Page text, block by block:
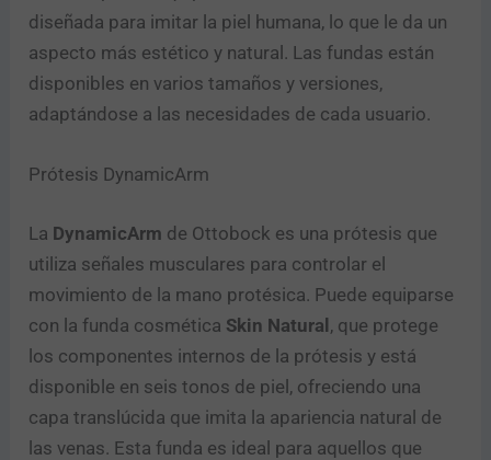
diseñada para imitar la piel humana, lo que le da un
aspecto más estético y natural. Las fundas están
disponibles en varios tamaños y versiones,
adaptándose a las necesidades de cada usuario.
Prótesis DynamicArm
La DynamicArm de Ottobock es una prótesis que
utiliza señales musculares para controlar el
movimiento de la mano protésica. Puede equiparse
con la funda cosmética Skin Natural, que protege
los componentes internos de la prótesis y está
disponible en seis tonos de piel, ofreciendo una
capa translúcida que imita la apariencia natural de
las venas. Esta funda es ideal para aquellos que